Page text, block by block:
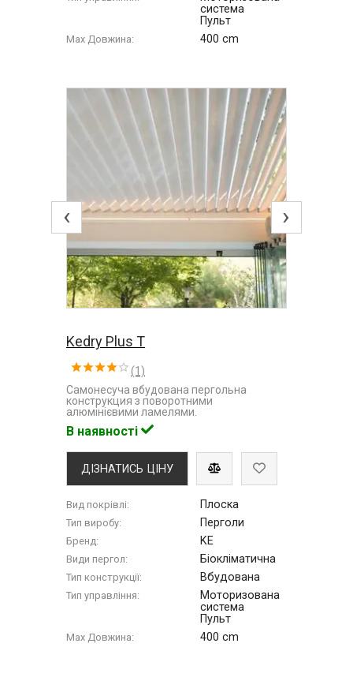
система
Пульт
Max Довжина: 400 cm
‹ ›
Kedry Plus T
(1)
Самонесуча вбудована пергольна
конструкция з поворотними
алюмінієвими ламелями.
В наявності
ДІЗНАТИСЬ ЦІНУ
Вид покрівлі: Плоска
Тип виробу: Перголи
Бренд: KE
Види пергол: Біокліматична
Тип конструкції: Вбудована
Тип управління:
Моторизована
система
Пульт
Max Довжина: 400 cm